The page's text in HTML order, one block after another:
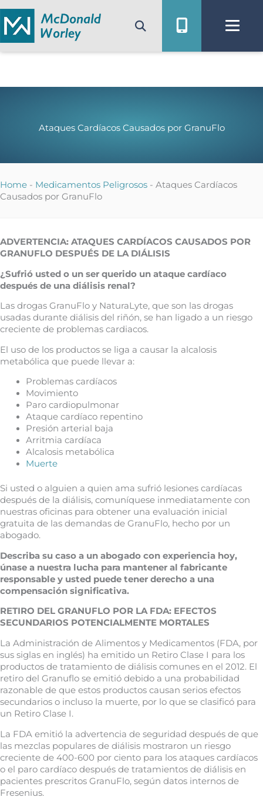
al
contenido
Ataques Cardíacos Causados por GranuFlo
Home - Medicamentos Peligrosos - Ataques Cardíacos
Causados por GranuFlo
ADVERTENCIA: ATAQUES CARDÍACOS CAUSADOS POR
GRANUFLO DESPUÉS DE LA DIÁLISIS
¿Sufrió usted o un ser querido un ataque cardíaco
después de una diálisis renal?
Las drogas GranuFlo y NaturaLyte, que son las drogas
usadas durante diálisis del riñón, se han ligado a un riesgo
creciente de problemas cardiacos.
El uso de los productos se liga a causar la alcalosis
metabólica que puede llevar a:
Problemas cardíacos
Movimiento
Paro cardiopulmonar
Ataque cardíaco repentino
Presión arterial baja
Arritmia cardíaca
Alcalosis metabólica
Muerte
Si usted o alguien a quien ama sufrió lesiones cardíacas
después de la diálisis, comuníquese inmediatamente con
nuestras oficinas para obtener una evaluación inicial
gratuita de las demandas de GranuFlo, hecho por un
abogado.
Describa su caso a un abogado con experiencia hoy,
únase a nuestra lucha para mantener al fabricante
responsable y usted puede tener derecho a una
compensación significativa.
RETIRO DEL GRANUFLO POR LA FDA: EFECTOS
SECUNDARIOS POTENCIALMENTE MORTALES
La Administración de Alimentos y Medicamentos (FDA, por
sus siglas en inglés) ha emitido un Retiro Clase I para los
productos de tratamiento de diálisis comunes en el 2012. El
retiro del Granuflo se emitió debido a una probabilidad
razonable de que estos productos causan serios efectos
secundarios o incluso la muerte, por lo que se clasificó para
un Retiro Clase I.
La FDA emitió la advertencia de seguridad después de que
las mezclas populares de diálisis mostraron un riesgo
creciente de 400-600 por ciento para los ataques cardíacos
o el paro cardíaco después de tratamientos de diálisis en
pacientes prescritos GranuFlo, según datos internos de
Fresenius.